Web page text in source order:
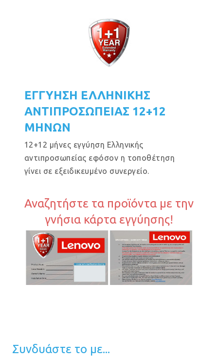
ΕΓΓΥΗΣΗ ΕΛΛΗΝΙΚΗΣ
ΑΝΤΙΠΡΟΣΩΠΕΙΑΣ 12+12
ΜΗΝΩΝ
12+12 μήνες εγγύηση Ελληνικής
αντιπροσωπείας εφόσον η τοποθέτηση
γίνει σε εξειδικευμένο συνεργείο.
Αναζητήστε τα προϊόντα με την
γνήσια κάρτα εγγύησης!
Συνδυάστε το με...